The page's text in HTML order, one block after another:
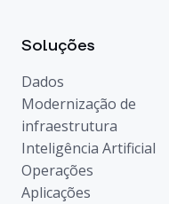
Soluções
Dados
Modernização de
infraestrutura
Inteligência Artificial
Operações
Aplicações